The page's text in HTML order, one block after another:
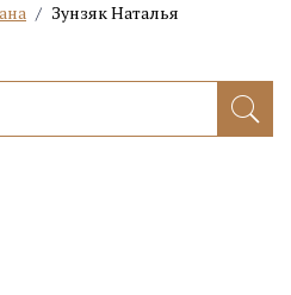
/ Зунзяк Наталья